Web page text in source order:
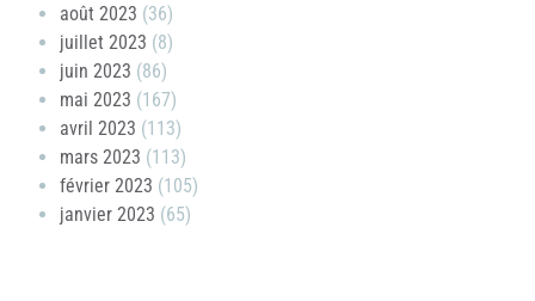
août 2023 (36)
juillet 2023 (8)
juin 2023 (86)
mai 2023 (167)
avril 2023 (113)
mars 2023 (113)
février 2023 (105)
janvier 2023 (65)